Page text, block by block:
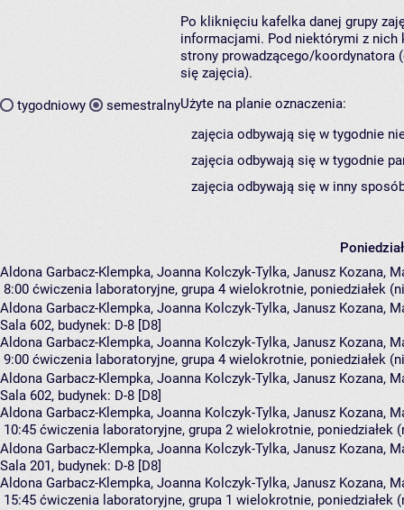
tygodniowy semestralny
Po kliknięciu kafelka danej grupy
informacjami. Pod niektórymi z nich
strony prowadzącego/koordynatora
się zajęcia).
Użyte na planie oznaczenia:
zajęcia odbywają się w tygodnie
zajęcia odbywają się w tygodnie
zajęcia odbywają się w inny
Aldona Garbacz-Klempka, Joanna Kolczyk-Tylka, Janusz Kozana,
8:00 ćwiczenia laboratoryjne, grupa 4 wielokrotnie, poniedziałek
Aldona Garbacz-Klempka, Joanna Kolczyk-Tylka, Janusz Kozana,
Sala 602, budynek: D-8 [D8]
Aldona Garbacz-Klempka, Joanna Kolczyk-Tylka, Janusz Kozana,
9:00 ćwiczenia laboratoryjne, grupa 4 wielokrotnie, poniedziałek
Aldona Garbacz-Klempka, Joanna Kolczyk-Tylka, Janusz Kozana,
Sala 602, budynek: D-8 [D8]
Aldona Garbacz-Klempka, Joanna Kolczyk-Tylka, Janusz Kozana,
10:45 ćwiczenia laboratoryjne, grupa 2 wielokrotnie, poniedziałek
Aldona Garbacz-Klempka, Joanna Kolczyk-Tylka, Janusz Kozana,
Sala 201, budynek: D-8 [D8]
Aldona Garbacz-Klempka, Joanna Kolczyk-Tylka, Janusz Kozana,
15:45 ćwiczenia laboratoryjne, grupa 1 wielokrotnie, poniedziałek